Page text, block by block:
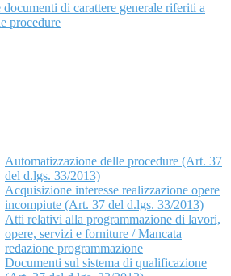
di carattere generale riferiti a
procedure
Automatizzazione delle procedure (Art. 37
del d.lgs. 33/2013)
Acquisizione interesse realizzazione opere
incompiute (Art. 37 del d.lgs. 33/2013)
Atti relativi alla programmazione di lavori,
opere, servizi e forniture / Mancata
redazione programmazione
Documenti sul sistema di qualificazione